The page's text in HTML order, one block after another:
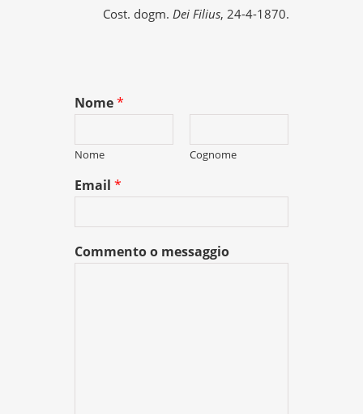
Cost. dogm. Dei Filius, 24-4-1870.
Nome*
Nome Cognome
Email*
Commento o messaggio